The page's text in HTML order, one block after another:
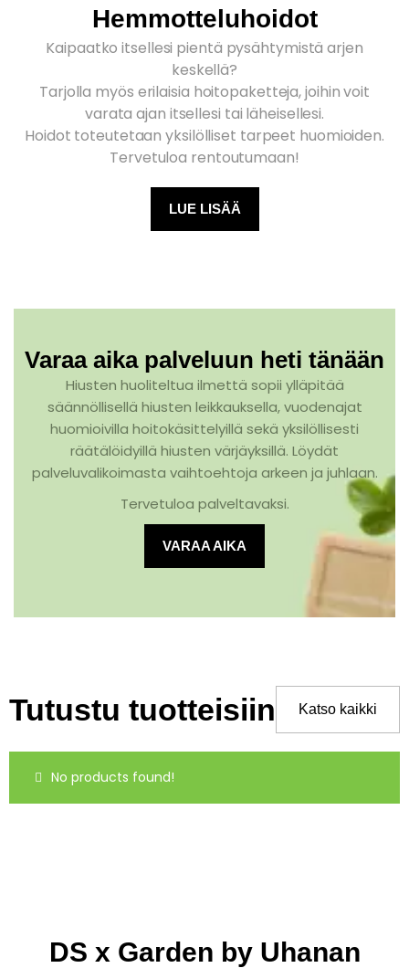
Hemmotteluhoidot
Kaipaatko itsellesi pientä pysähtymistä arjen
keskellä?
Tarjolla myös erilaisia hoitopaketteja, joihin voit
varata ajan itsellesi tai läheisellesi.
Hoidot toteutetaan yksilölliset tarpeet huomioiden.
Tervetuloa rentoutumaan!
LUE LISÄÄ
Varaa aika palveluun heti tänään
Hiusten huoliteltua ilmettä sopii ylläpitää
säännöllisellä hiusten leikkauksella, vuodenajat
huomioivilla hoitokäsittelyillä sekä yksilöllisesti
räätälöidyillä hiusten värjäyksillä. Löydät
palveluvalikoimasta vaihtoehtoja arkeen ja juhlaan.
Tervetuloa palveltavaksi.
VARAA AIKA
Tutustu tuotteisiin Katso kaikki
No products found!
DS x Garden by Uhanan